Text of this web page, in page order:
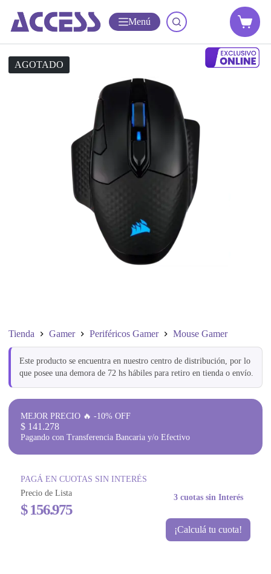
Menú
AGOTADO
Tienda Gamer Periféricos Gamer Mouse Gamer
Este producto se encuentra en nuestro centro de distribución, por lo
que posee una demora de 72 hs hábiles para retiro en tienda o envío.
MEJOR PRECIO 🔥 -10% OFF
$ 141.278
Pagando con Transferencia Bancaria y/o Efectivo
PAGÁ EN CUOTAS SIN INTERÉS
Precio de Lista
$156.975
3 cuotas sin Interés
¡Calculá tu cuota!